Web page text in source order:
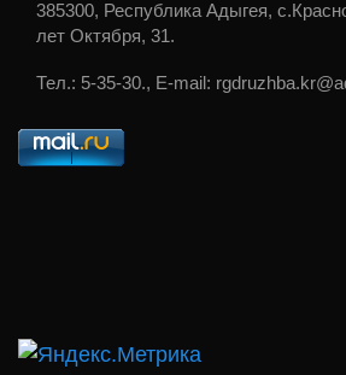
385300, Республика Адыгея,
лет Октября, 31.
Тел.: 5-35-30., E-mail: